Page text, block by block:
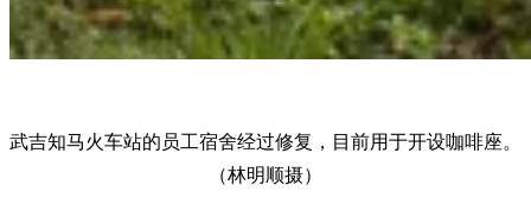
武吉知马火车站的员工宿舍经过修复，目前用于开设咖啡座。
（林明顺摄）